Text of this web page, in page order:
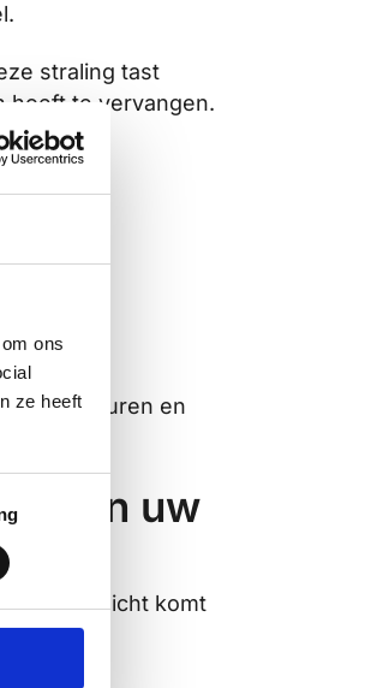
ons
ze heeft
straling tast
hoeft te vervangen.
temperaturen en
in uw
licht komt